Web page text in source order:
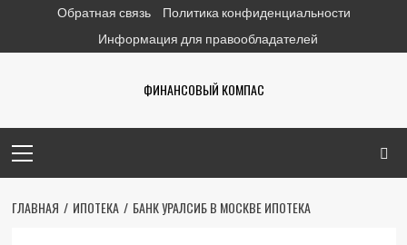
содержимому
Обратная связь
Политика конфиденциальности
Информация для правообладателей
ФИНАНСОВЫЙ КОМПАС
меню
ГЛАВНАЯ ИПОТЕКА БАНК УРАЛСИБ В МОСКВЕ ИПОТЕКА